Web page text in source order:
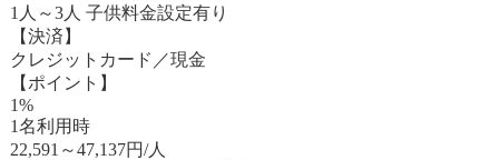
1人～3人 子供料金設定有り
【決済】
クレジットカード／現金
【ポイント】
1%
1名利用時
22,591 ～47,137円/人